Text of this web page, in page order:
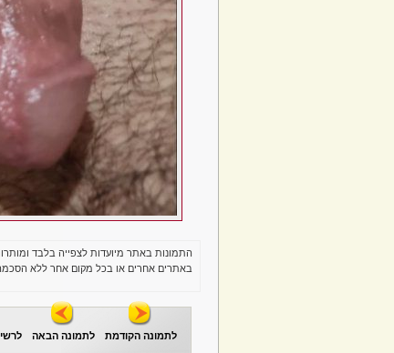
התמונות באתר מיועדות לצפייה בלבד
באתרים אחרים או בכל מקום אחר ללא
לתמונה הקודמת לתמונה הבאה